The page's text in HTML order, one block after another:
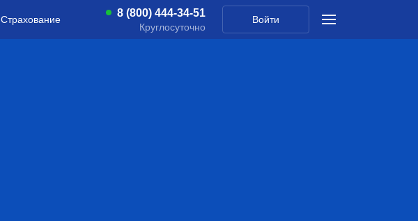
Страхование
8 (800) 444-34-51
Круглосуточно
Войти